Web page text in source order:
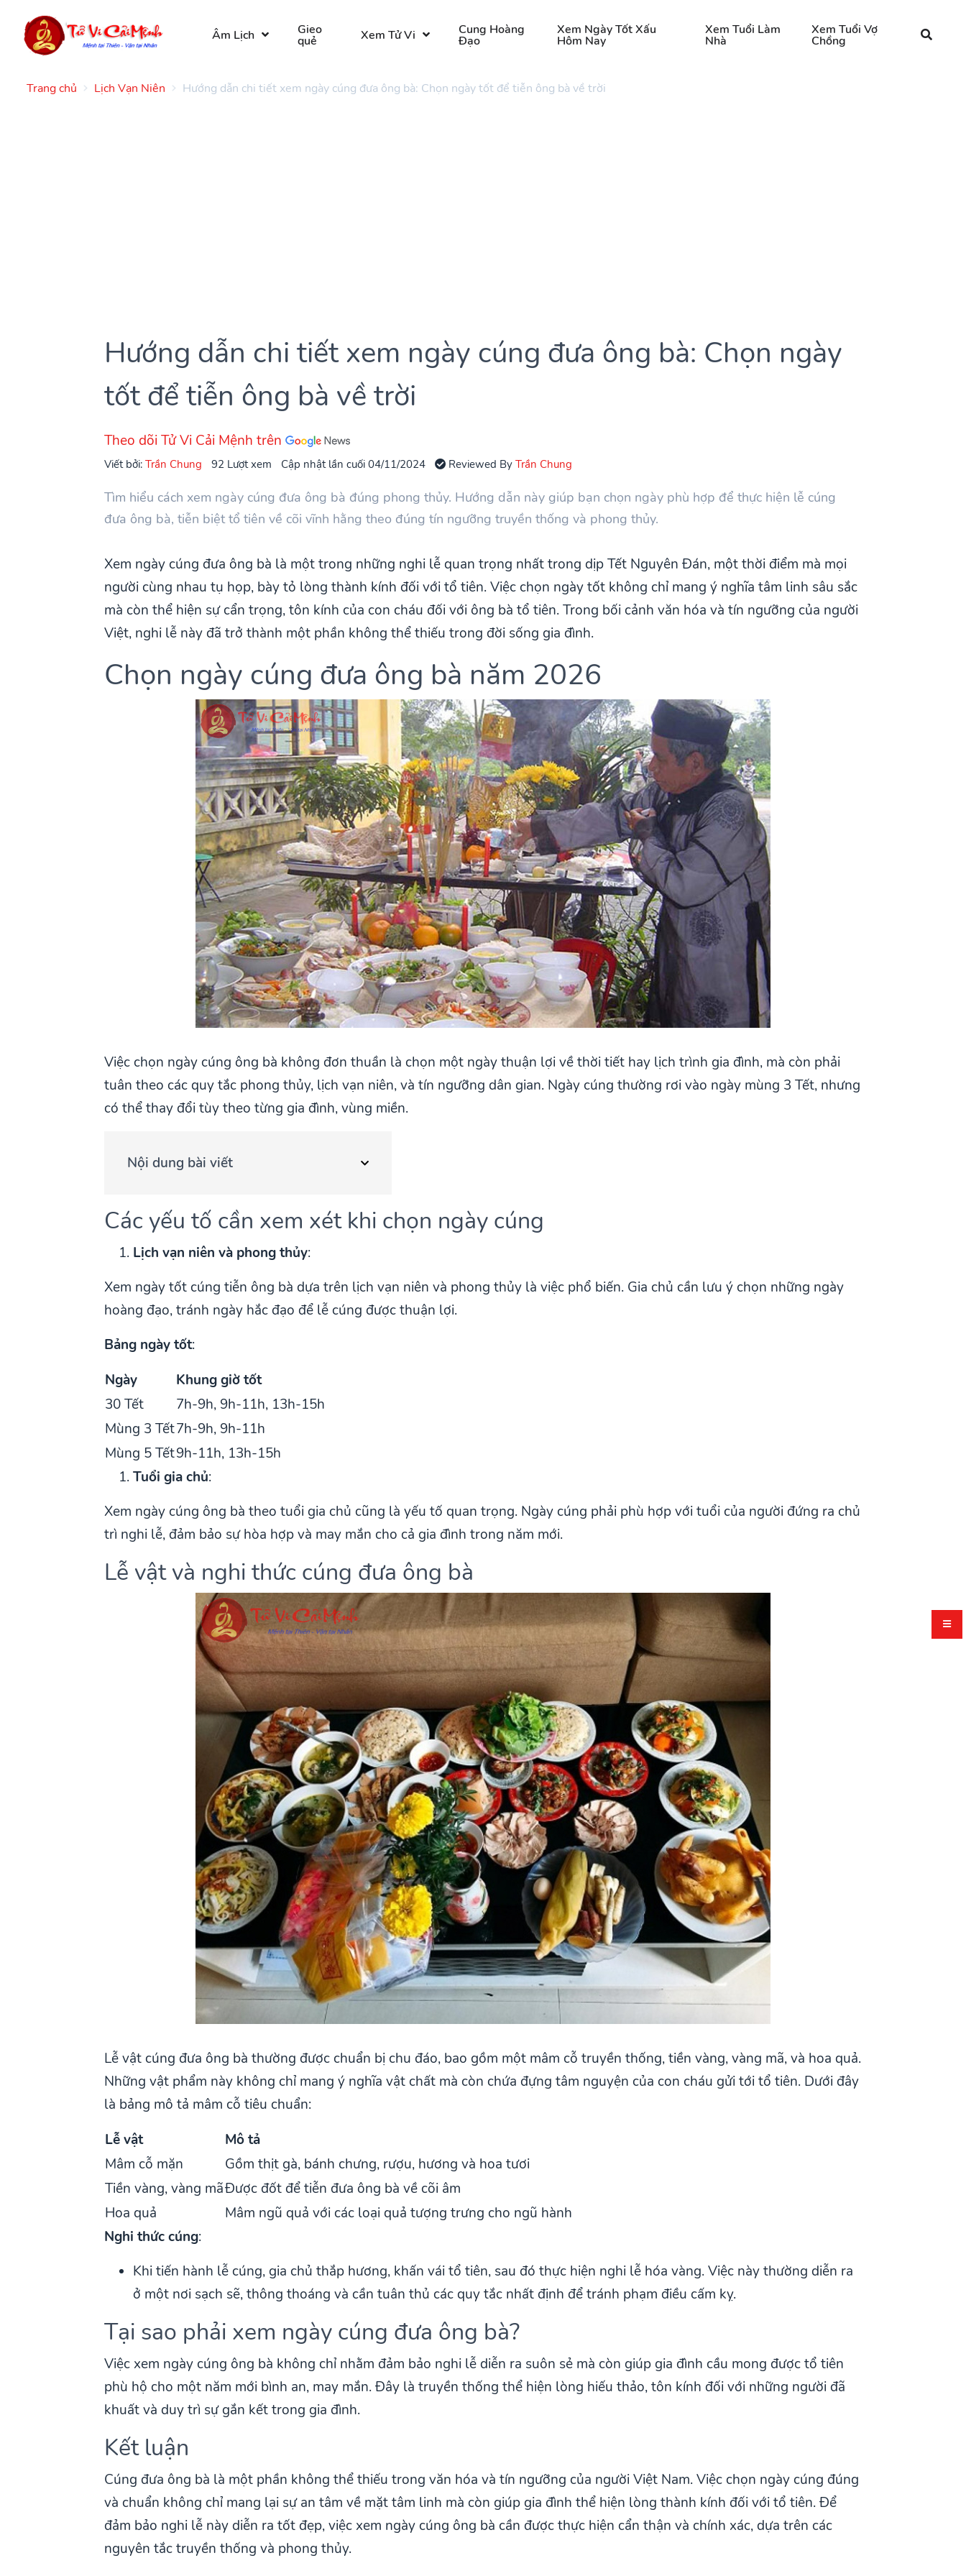
Âm Lịch Gieo
quẻ Xem Tử Vi Cung Hoàng
Đạo
Xem Ngày Tốt Xấu
Hôm Nay
Xem Tuổi Làm
Nhà
Xem Tuổi Vợ
Chồng
Trang chủ Lịch Vạn Niên Hướng dẫn chi tiết xem ngày cúng đưa ông bà: Chọn ngày tốt để tiễn ông bà về trời
Hướng dẫn chi tiết xem ngày cúng đưa ông bà: Chọn ngày
tốt để tiễn ông bà về trời
Theo dõi Tử Vi Cải Mệnh trên
Viết bởi:Trần Chung 92 Lượt xem Cập nhật lần cuối 04/11/2024 Reviewed ByTrần Chung
Tìm hiểu cách xem ngày cúng đưa ông bà đúng phong thủy. Hướng dẫn này giúp bạn chọn ngày phù hợp để thực hiện lễ cúng
đưa ông bà, tiễn biệt tổ tiên về cõi vĩnh hằng theo đúng tín ngưỡng truyền thống và phong thủy.
Xem ngày cúng đưa ông bà là một trong những nghi lễ quan trọng nhất trong dịp Tết Nguyên Đán, một thời điểm mà mọi
người cùng nhau tụ họp, bày tỏ lòng thành kính đối với tổ tiên. Việc chọn ngày tốt không chỉ mang ý nghĩa tâm linh sâu sắc
mà còn thể hiện sự cẩn trọng, tôn kính của con cháu đối với ông bà tổ tiên. Trong bối cảnh văn hóa và tín ngưỡng của người
Việt, nghi lễ này đã trở thành một phần không thể thiếu trong đời sống gia đình.
Chọn ngày cúng đưa ông bà năm 2026
Việc chọn ngày cúng ông bà không đơn thuần là chọn một ngày thuận lợi về thời tiết hay lịch trình gia đình, mà còn phải
tuân theo các quy tắc phong thủy, lịch vạn niên, và tín ngưỡng dân gian. Ngày cúng thường rơi vào ngày mùng 3 Tết, nhưng
có thể thay đổi tùy theo từng gia đình, vùng miền.
Nội dung bài viết
Các yếu tố cần xem xét khi chọn ngày cúng
Lịch vạn niên và phong thủy:
Xem ngày tốt cúng tiễn ông bà dựa trên lịch vạn niên và phong thủy là việc phổ biến. Gia chủ cần lưu ý chọn những ngày
hoàng đạo, tránh ngày hắc đạo để lễ cúng được thuận lợi.
Bảng ngày tốt:
Ngày
Khung giờ tốt
30 Tết
7h-9h, 9h-11h, 13h-15h
Mùng 3 Tết7h-9h, 9h-11h
Mùng 5 Tết9h-11h, 13h-15h
Tuổi gia chủ:
Xem ngày cúng ông bà theo tuổi gia chủ cũng là yếu tố quan trọng. Ngày cúng phải phù hợp với tuổi của người đứng ra chủ
trì nghi lễ, đảm bảo sự hòa hợp và may mắn cho cả gia đình trong năm mới.
Lễ vật và nghi thức cúng đưa ông bà
Lễ vật cúng đưa ông bà thường được chuẩn bị chu đáo, bao gồm một mâm cỗ truyền thống, tiền vàng, vàng mã, và hoa quả.
Những vật phẩm này không chỉ mang ý nghĩa vật chất mà còn chứa đựng tâm nguyện của con cháu gửi tới tổ tiên. Dưới đây
là bảng mô tả mâm cỗ tiêu chuẩn:
Lễ vật
Mô tả
Mâm cỗ mặn
Gồm thịt gà, bánh chưng, rượu, hương và hoa tươi
Tiền vàng, vàng mãĐược đốt để tiễn đưa ông bà về cõi âm
Hoa quả
Mâm ngũ quả với các loại quả tượng trưng cho ngũ hành
Nghi thức cúng:
Khi tiến hành lễ cúng, gia chủ thắp hương, khấn vái tổ tiên, sau đó thực hiện nghi lễ hóa vàng. Việc này thường diễn ra
ở một nơi sạch sẽ, thông thoáng và cần tuân thủ các quy tắc nhất định để tránh phạm điều cấm kỵ.
Tại sao phải xem ngày cúng đưa ông bà?
Việc xem ngày cúng ông bà không chỉ nhằm đảm bảo nghi lễ diễn ra suôn sẻ mà còn giúp gia đình cầu mong được tổ tiên
phù hộ cho một năm mới bình an, may mắn. Đây là truyền thống thể hiện lòng hiếu thảo, tôn kính đối với những người đã
khuất và duy trì sự gắn kết trong gia đình.
Kết luận
Cúng đưa ông bà là một phần không thể thiếu trong văn hóa và tín ngưỡng của người Việt Nam. Việc chọn ngày cúng đúng
và chuẩn không chỉ mang lại sự an tâm về mặt tâm linh mà còn giúp gia đình thể hiện lòng thành kính đối với tổ tiên. Để
đảm bảo nghi lễ này diễn ra tốt đẹp, việc xem ngày cúng ông bà cần được thực hiện cẩn thận và chính xác, dựa trên các
nguyên tắc truyền thống và phong thủy.